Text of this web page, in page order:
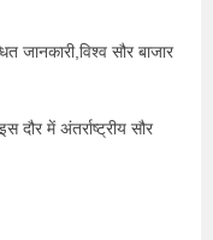
जानकारी,विश्व सौर बाजार
दौर में अंतर्राष्ट्रीय सौर